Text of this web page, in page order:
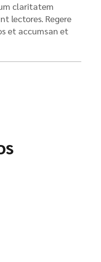
claritatem
lectores. Regere
et accumsan et